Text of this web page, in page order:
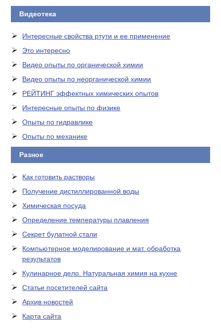
Видеотека
Интересные свойства ртути и ее применение
Это интересно
Видео опыты по органической химии
Видео опыты по неорганической химии
РЕЙТИНГ эффектных химических опытов
Интересные опыты по физике
Опыты по гидравлике
Опыты по механике
Разное
Как готовить растворы
Получение дистиллированной воды
Химическая посуда
Определение температуры плавления
Секрет булатной стали
Компьютерное моделирование и мат. обработка
результатов
Кулинарное дело. Натуральная химия на кухне
Статьи посетителей сайта
Архив новостей
Карта сайта